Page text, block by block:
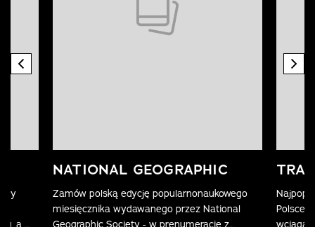
previous element
a w
NATIONAL GEOGRAPHIC
Zamów polską edycję popularnonaukowego
miesięcznika wydawanego przez National
Geographic Society - w prenumeracie z
Polsce.